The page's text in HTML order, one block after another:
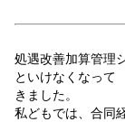
処遇改善加算管理
といけなくなって
きました。
私どもでは、合同